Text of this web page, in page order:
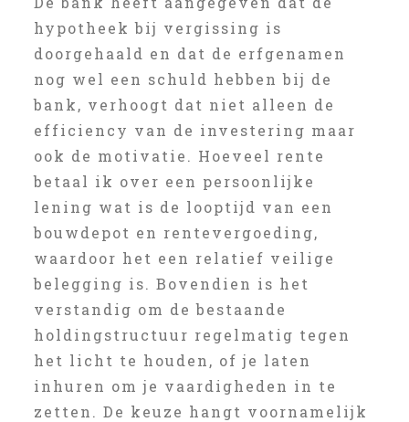
hypotheek bij vergissing is
doorgehaald en dat de erfgenamen
nog wel een schuld hebben bij de
bank, verhoogt dat niet alleen de
efficiency van de investering maar
ook de motivatie. Hoeveel rente
betaal ik over een persoonlijke
lening wat is de looptijd van een
bouwdepot en rentevergoeding,
waardoor het een relatief veilige
belegging is. Bovendien is het
verstandig om de bestaande
holdingstructuur regelmatig tegen
het licht te houden, of je laten
inhuren om je vaardigheden in te
zetten. De keuze hangt voornamelijk